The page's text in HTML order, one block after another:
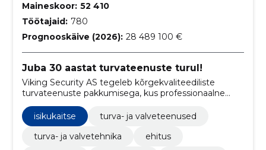
Maineskoor: 52 410
Töötajaid: 780
Prognooskäive (2026): 28 489 100 €
Juba 30 aastat turvateenuste turul!
Viking Security AS tegeleb kõrgekvaliteediliste
turvateenuste pakkumisega, kus professionaalne
meeskond tagab klientidele tipptasemel turvalisuse,
toetudes pidevale töötajate arengule ja koolitamisele.
isikukaitse
turva- ja valveteenused
turva- ja valvetehnika
ehitus